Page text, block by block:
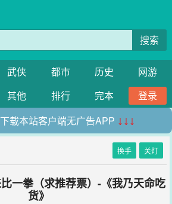
搜索
武侠 都市 历史
网游
其他 排行 完本
登录
载本站客户端无广告APP ↓↓↓
换手 关灯
一拳（求推荐票）-《我乃天命吃
货》